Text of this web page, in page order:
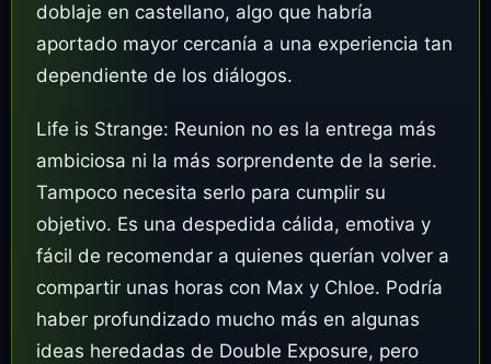
doblaje en castellano, algo que habría
aportado mayor cercanía a una experiencia tan
dependiente de los diálogos.
Life is Strange: Reunion no es la entrega más
ambiciosa ni la más sorprendente de la serie.
Tampoco necesita serlo para cumplir su
objetivo. Es una despedida cálida, emotiva y
fácil de recomendar a quienes querían volver a
compartir unas horas con Max y Chloe. Podría
haber profundizado mucho más en algunas
ideas heredadas de Double Exposure, pero